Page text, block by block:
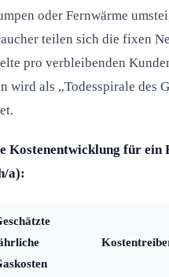
oder Fernwärme
teilen sich die fixen
pro verbleibenden
wird als „Todesspirale des
Kostenentwicklung für ein
a):